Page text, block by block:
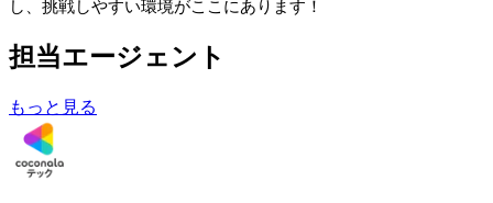
し、挑戦しやすい環境がここにあります！
担当エージェント
もっと見る